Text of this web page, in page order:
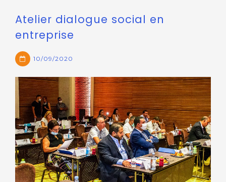
Atelier dialogue social en
entreprise
10/09/2020